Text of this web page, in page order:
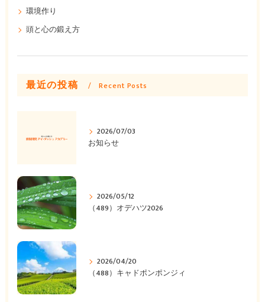
環境作り
頭と心の鍛え方
最近の投稿 Recent Posts
2026/07/03
お知らせ
2026/05/12
（489）オデハツ2026
2026/04/20
（488）キャドポンポンジィ